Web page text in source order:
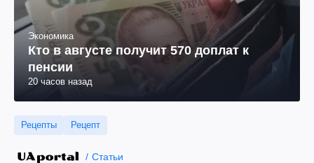
Экономика
Кто в августе получит 570 доплат к
пенсии
20 часов назад
Рецепты Рецепт
Статьи